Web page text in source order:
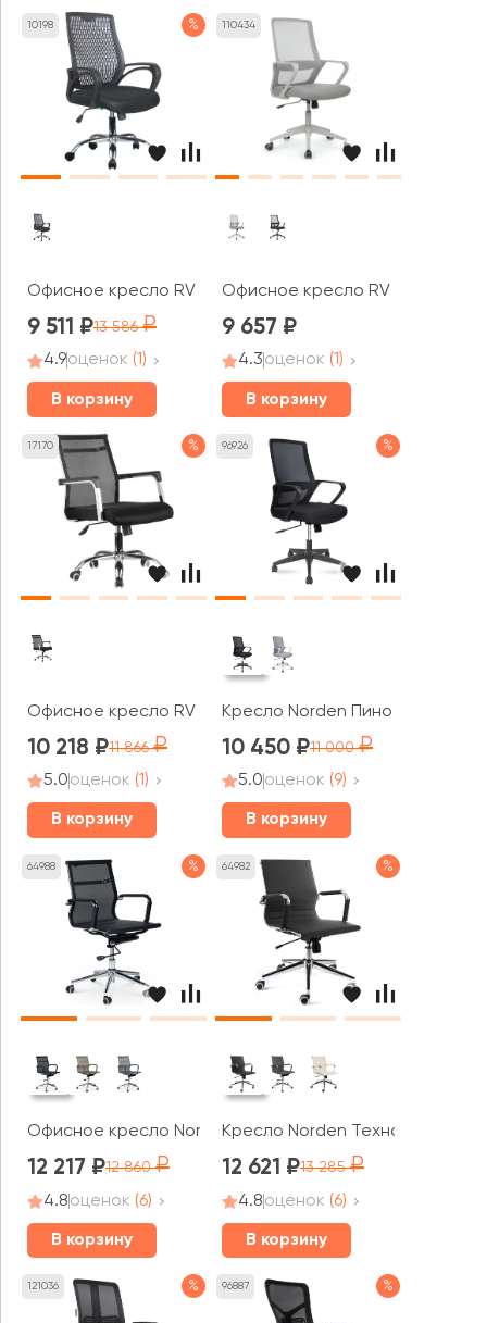
10198 %
Офисное кресло RV ЧЕЙР Старт / Start (8081E)
9 511 13 586
4.9оценок (1)
В корзину
110434
Офисное кресло RV ЧЕЙР
9 657
4.3оценок (1)
В корзину
17170 %
Офисное кресло RV ЧЕЙР Нет / Net (706E)
10 218 11 866
5.0оценок (1)
В корзину
96926 %
Кресло Norden Пино / Pino
10 450 11 000
5.0оценок (9)
В корзину
64988 %
Офисное кресло Norden Хельмут LB
12 217 12 860
4.8оценок (6)
В корзину
64982 %
Кресло Norden Техно LB
12 621 13 285
4.8оценок (6)
В корзину
121036 % 96887 %